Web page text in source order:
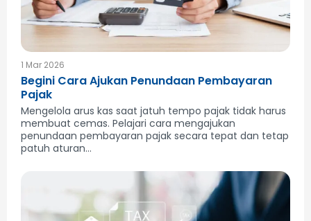
1 Mar 2026
Begini Cara Ajukan Penundaan Pembayaran
Pajak
Mengelola arus kas saat jatuh tempo pajak tidak harus
membuat cemas. Pelajari cara mengajukan
penundaan pembayaran pajak secara tepat dan tetap
patuh aturan...